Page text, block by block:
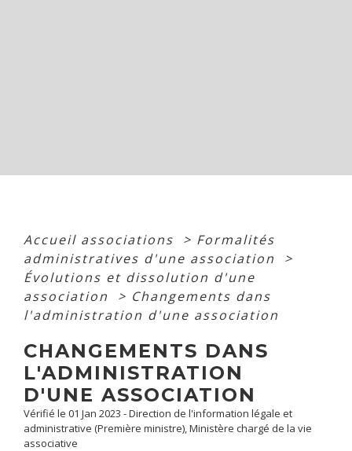
Accueil associations > Formalités
administratives d'une association
>
Évolutions et dissolution d'une
association
> Changements dans
l'administration d'une association
CHANGEMENTS DANS
L'ADMINISTRATION
D'UNE ASSOCIATION
Vérifié le 01 Jan 2023 - Direction de l'information légale et
administrative (Première ministre), Ministère chargé de la vie
associative